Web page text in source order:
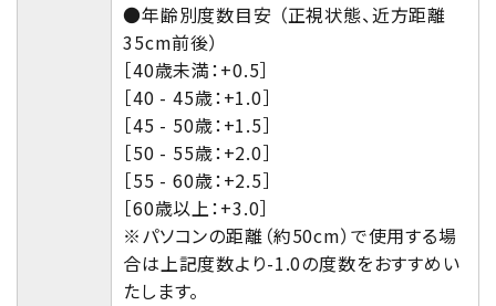
●年齢別度数目安 （正視状態、近方距離
35cm前後）
［40歳未満：+0.5］
［40 - 45歳：+1.0］
［45 - 50歳：+1.5］
［50 - 55歳：+2.0］
［55 - 60歳：+2.5］
［60歳以上：+3.0］
※パソコンの距離（約50cm）で使用する場
合は上記度数より-1.0の度数をおすすめい
たします。